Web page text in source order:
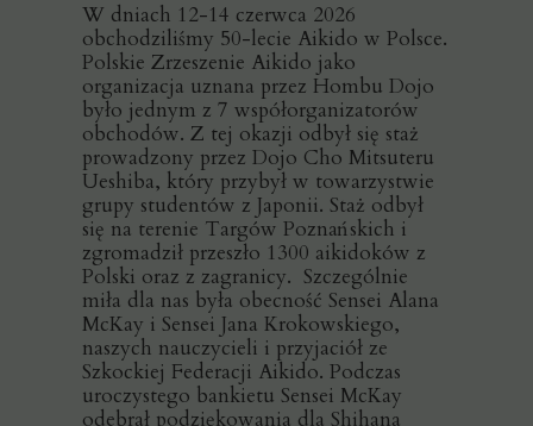
W dniach 12-14 czerwca 2026
obchodziliśmy 50-lecie Aikido w Polsce.
Polskie Zrzeszenie Aikido jako
organizacja uznana przez Hombu Dojo
było jednym z 7 współorganizatorów
obchodów. Z tej okazji odbył się staż
prowadzony przez Dojo Cho Mitsuteru
Ueshiba, który przybył w towarzystwie
grupy studentów z Japonii. Staż odbył
się na terenie Targów Poznańskich i
zgromadził przeszło 1300 aikidoków z
Polski oraz z zagranicy. Szczególnie
miła dla nas była obecność Sensei Alana
McKay i Sensei Jana Krokowskiego,
naszych nauczycieli i przyjaciół ze
Szkockiej Federacji Aikido. Podczas
uroczystego bankietu Sensei McKay
odebrał podziękowania dla Shihana